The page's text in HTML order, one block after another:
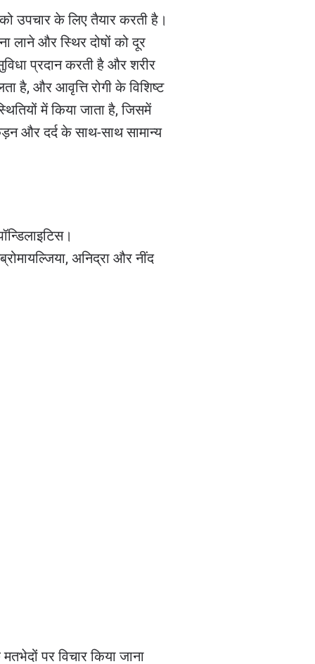
उपचार के लिए तैयार करती है।
लाने और स्थिर दोषों को दूर
प्रदान करती है और शरीर
है, और आवृत्ति रोगी के विशिष्ट
में किया जाता है, जिसमें
और दर्द के साथ-साथ सामान्य
अनिद्रा और नींद
पर विचार किया जाना